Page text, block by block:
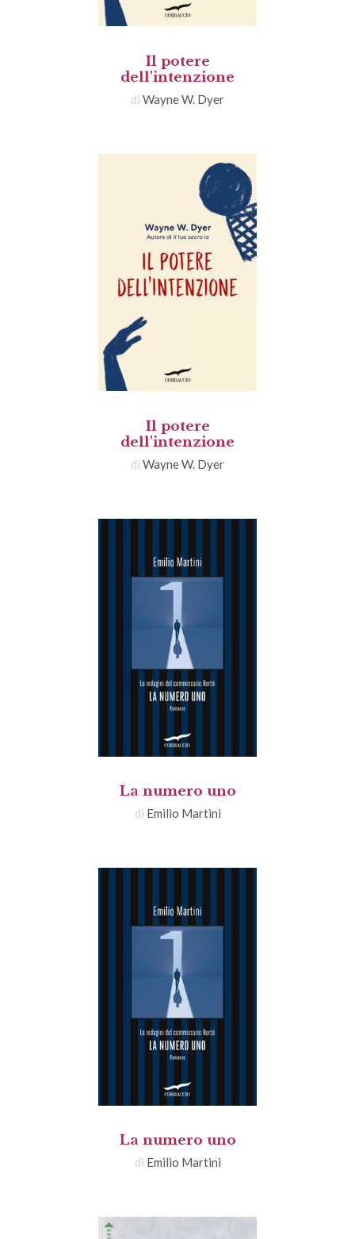
Il potere
dell'intenzione
di Wayne W. Dyer
Il potere
dell'intenzione
di Wayne W. Dyer
La numero uno
di Emilio Martini
La numero uno
di Emilio Martini